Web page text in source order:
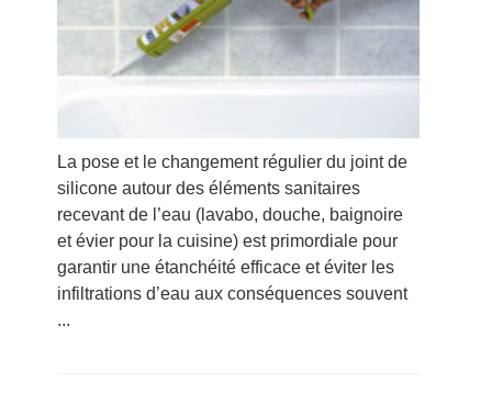
La pose et le changement régulier du joint de
silicone autour des éléments sanitaires
recevant de l’eau (lavabo, douche, baignoire
et évier pour la cuisine) est primordiale pour
garantir une étanchéité efficace et éviter les
infiltrations d’eau aux conséquences souvent
...